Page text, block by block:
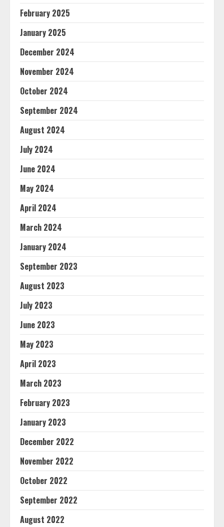
February 2025
January 2025
December 2024
November 2024
October 2024
September 2024
August 2024
July 2024
June 2024
May 2024
April 2024
March 2024
January 2024
September 2023
August 2023
July 2023
June 2023
May 2023
April 2023
March 2023
February 2023
January 2023
December 2022
November 2022
October 2022
September 2022
August 2022